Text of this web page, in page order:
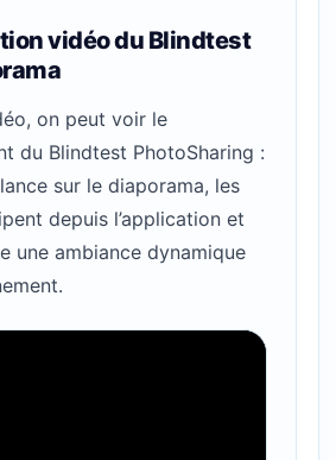
vidéo du Blindtest
on peut voir le
du Blindtest PhotoSharing :
sur le diaporama, les
depuis l’application et
une ambiance dynamique